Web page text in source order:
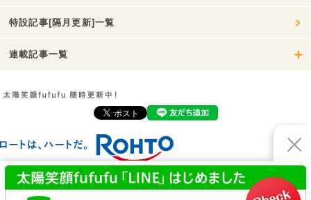
特設記事[隔月更新]一覧
連載記事一覧